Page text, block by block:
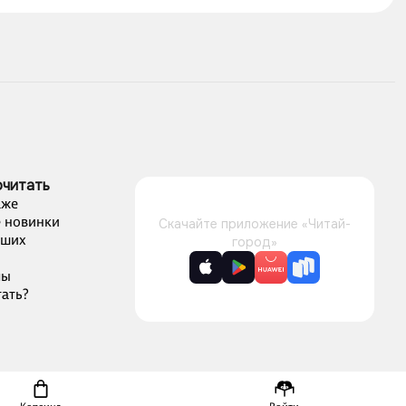
новинки
Скачайте приложение «Читай-
город»